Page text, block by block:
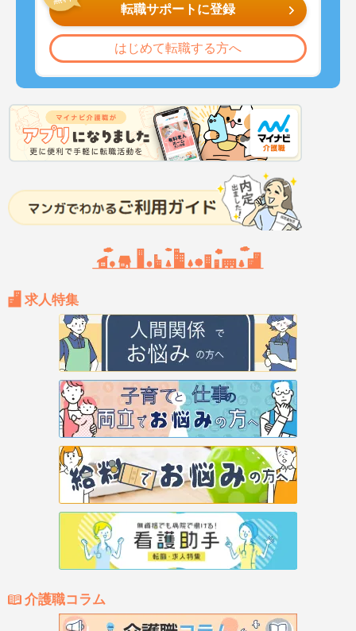
転職サポートに登録
はじめて転職する方へ
求人特集
介護職コラム